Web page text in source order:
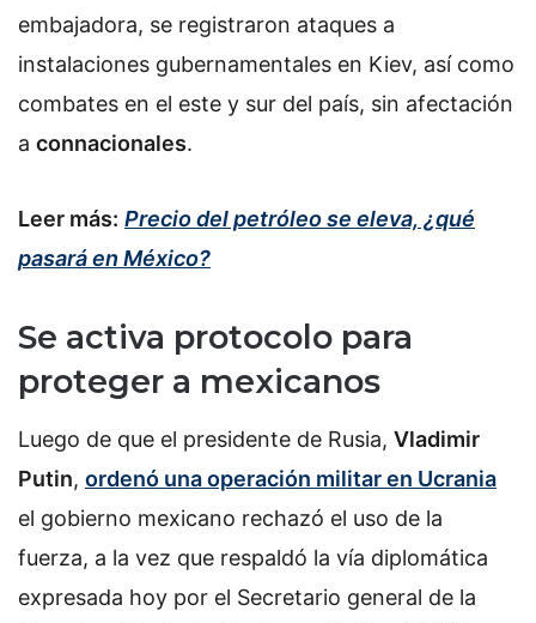
embajadora, se registraron ataques a
instalaciones gubernamentales en Kiev, así como
combates en el este y sur del país, sin afectación
a connacionales.
Leer más: Precio del petróleo se eleva, ¿qué
pasará en México?
Se activa protocolo para
proteger a mexicanos
Luego de que el presidente de Rusia, Vladimir
Putin, ordenó una operación militar en Ucrania
el gobierno mexicano rechazó el uso de la
fuerza, a la vez que respaldó la vía diplomática
expresada hoy por el Secretario general de la